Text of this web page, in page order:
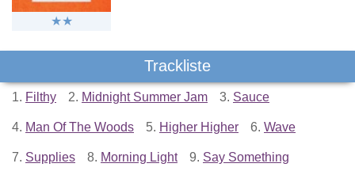
Trackliste
1. Filthy 2. Midnight Summer Jam 3. Sauce
4. Man Of The Woods 5. Higher Higher 6. Wave
7. Supplies 8. Morning Light 9. Say Something